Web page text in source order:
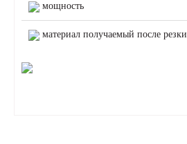
мощность
материал получаемый после резки